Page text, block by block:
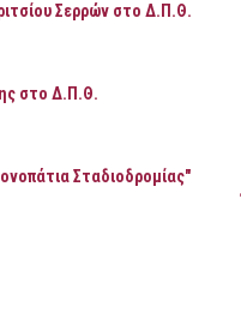
Σερρών στο Δ.Π.Θ.
στο Δ.Π.Θ.
Σταδιοδρομίας"